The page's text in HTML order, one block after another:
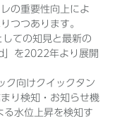
の重要性向上によ
つつあります。
しての知見と最新の
を2022年より展開
ク向けクイックタン
り検知・お知らせ機
る水位上昇を検知す